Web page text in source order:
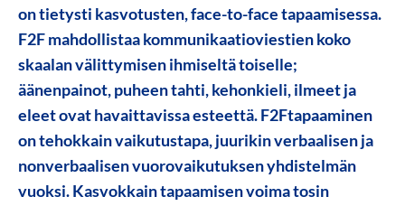
on tietysti kasvotusten, face-to-face tapaamisessa.
F2F mahdollistaa kommunikaatioviestien koko
skaalan välittymisen ihmiseltä toiselle;
äänenpainot, puheen tahti, kehonkieli, ilmeet ja
eleet ovat havaittavissa esteettä. F2Ftapaaminen
on tehokkain vaikutustapa, juurikin verbaalisen ja
nonverbaalisen vuorovaikutuksen yhdistelmän
vuoksi. Kasvokkain tapaamisen voima tosin